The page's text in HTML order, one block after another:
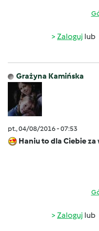
Zaloguj lub
Grażyna Kamińska
pt., 04/08/2016 - 07:53
Haniu to dla Ciebie za
Zaloguj lub